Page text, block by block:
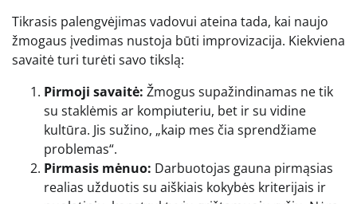
Tikrasis palengvėjimas vadovui ateina tada, kai naujo
žmogaus įvedimas nustoja būti improvizacija. Kiekviena
savaitė turi turėti savo tikslą:
Pirmoji savaitė: Žmogus supažindinamas ne tik
su staklėmis ar kompiuteriu, bet ir su vidine
kultūra. Jis sužino, „kaip mes čia sprendžiame
problemas“.
Pirmasis mėnuo: Darbuotojas gauna pirmąsias
realias užduotis su aiškiais kokybės kriterijais ir